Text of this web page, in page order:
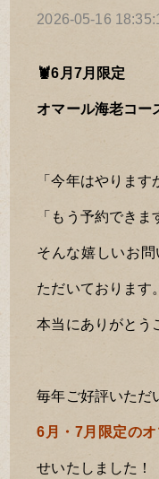
2026-05-16
🦞6月7月限定
オマール海老コー
「今年はやります
「もう予約できま
そんな嬉しいお
ただいております。
本当にありがとう
毎年ご好評いただ
6月・7月限定の
せいたしました！